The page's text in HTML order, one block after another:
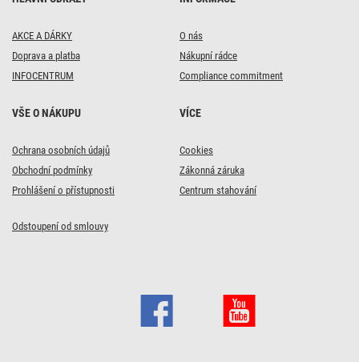
AKCE A DÁRKY
Doprava a platba
INFOCENTRUM
O nás
Nákupní rádce
Compliance commitment
VŠE O NÁKUPU
Ochrana osobních údajů
Obchodní podmínky
Prohlášení o přístupnosti
VÍCE
Cookies
Zákonná záruka
Centrum stahování
Odstoupení od smlouvy